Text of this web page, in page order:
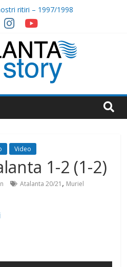
ritiri – 1997/1998
2001: Torna Ganz, arriva Ventola
ritiri – 1998/1999
2000 : Nippo Nappi tirali matti
Atalanta 0-1 (0-0)
Video
1-2 (1-2)
Atalanta 20/21 , Muriel